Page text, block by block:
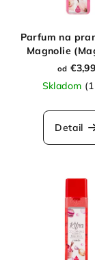
Parfum na
Magnolie
od €3,99
Skladom
Detail